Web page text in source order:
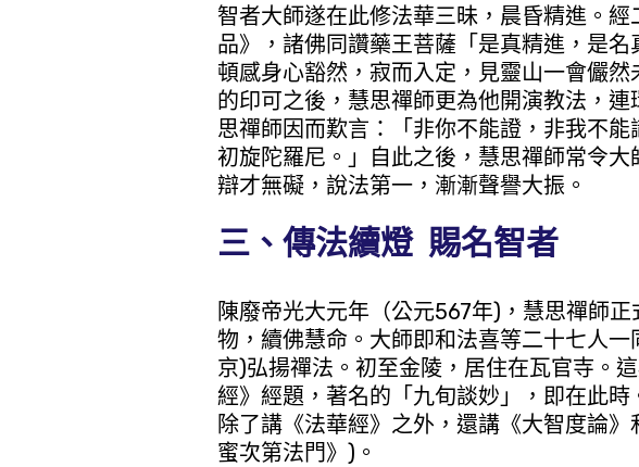
智者大師遂在此修法華三昧，晨昏精進。
品》，諸佛同讚藥王菩薩「是真精進，是
頓感身心豁然，寂而入定，見靈山一會儼
的印可之後，慧思禪師更為他開演教法，
思禪師因而歎言：「非你不能證，非我不能
初旋陀羅尼。」自此之後，慧思禪師常令大
辯才無礙，說法第一，漸漸聲譽大振。
三、傳法續燈 賜名智者
陳廢帝光大元年（公元567年)，慧思禪師
物，續佛慧命。大師即和法喜等二十七人
京)弘揚禪法。初至金陵，居住在瓦官寺。
經》經題，著名的「九旬談妙」，即在此時
除了講《法華經》之外，還講《大智度論
蜜次第法門》)。